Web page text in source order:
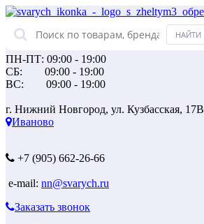
ПН-ПТ: 09:00 - 19:00
СБ: 09:00 - 19:00
ВС: 09:00 - 19:00
г. Нижний Новгород, ул. Кузбасская, 17В
Иваново
+7 (905) 662-26-66
e-mail: nn@svarych.ru
Заказать звонок